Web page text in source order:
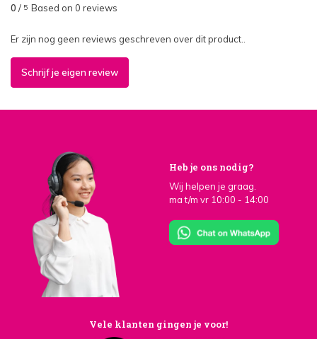
0 / 5 Based on 0 reviews
Er zijn nog geen reviews geschreven over dit product..
Schrijf je eigen review
Heb je ons nodig?
Wij helpen je graag.
ma t/m vr 10:00 - 14:00
Vele klanten gingen je voor!